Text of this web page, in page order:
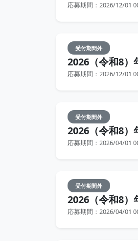
応募期間：2026/12/01
受付期間外
2026（令和8）
応募期間：2026/12/01
受付期間外
2026（令和8）
応募期間：2026/04/01
受付期間外
2026（令和8）
応募期間：2026/04/01